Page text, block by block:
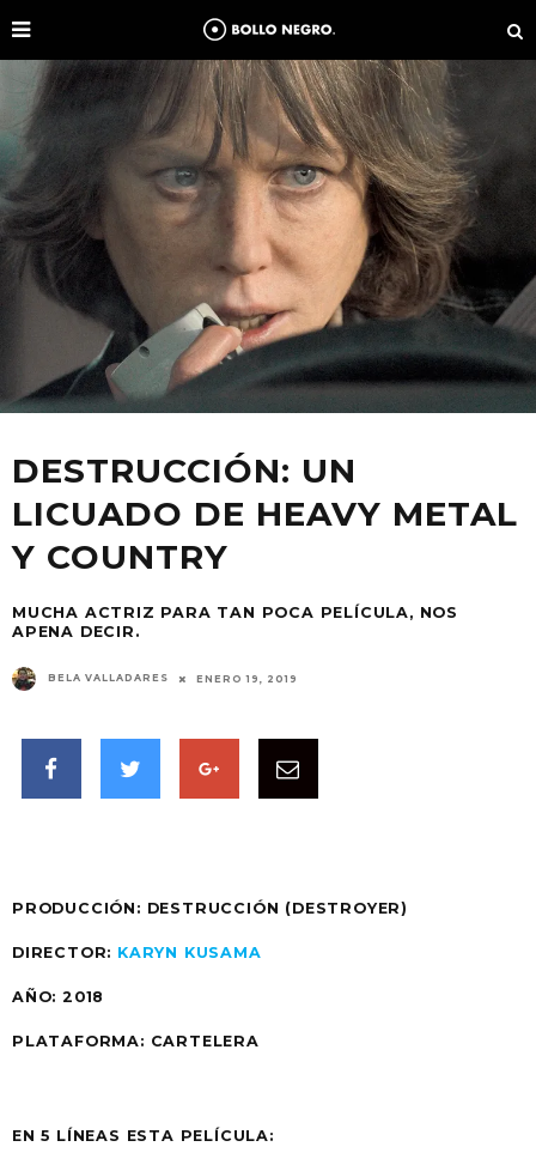
DESTRUCCIÓN: UN
LICUADO DE HEAVY METAL
Y COUNTRY
MUCHA ACTRIZ PARA TAN POCA PELÍCULA, NOS
APENA DECIR.
BELA VALLADARES ENERO 19, 2019
PRODUCCIÓN: DESTRUCCIÓN (DESTROYER)
DIRECTOR: KARYN KUSAMA
AÑO: 2018
PLATAFORMA: CARTELERA
EN 5 LÍNEAS ESTA PELÍCULA: